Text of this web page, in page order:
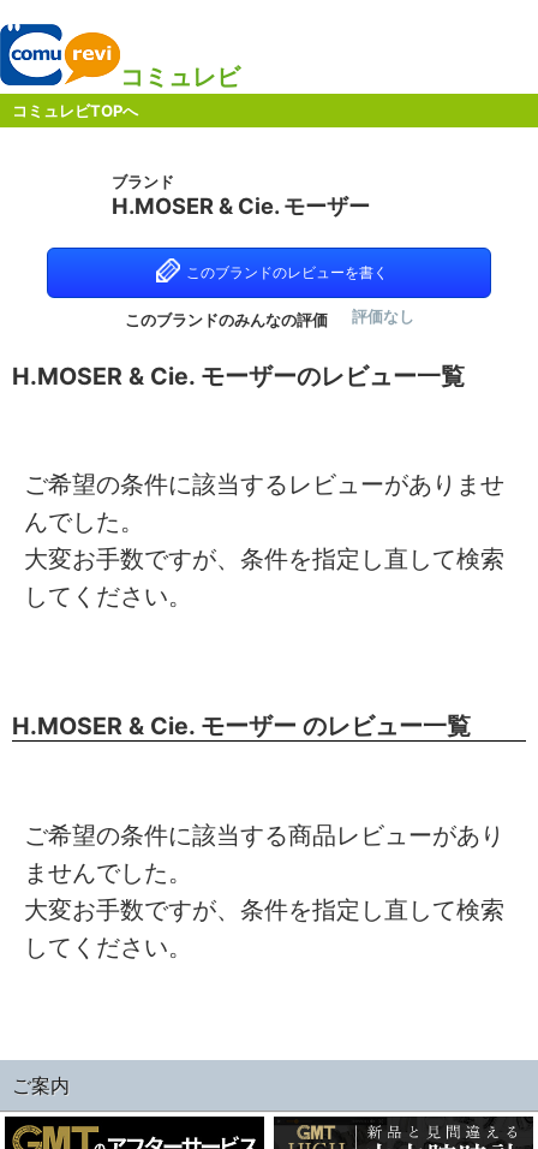
コミュレビ
コミュレビTOPへ
ブランド
H.MOSER & Cie. モーザー
このブランドのレビューを書く
このブランドのみんなの評価 評価なし
H.MOSER & Cie. モーザーのレビュー一覧
ご希望の条件に該当するレビューがありませ
んでした。
大変お手数ですが、条件を指定し直して検索
してください。
H.MOSER & Cie. モーザー のレビュー一覧
ご希望の条件に該当する商品レビューがあり
ませんでした。
大変お手数ですが、条件を指定し直して検索
してください。
ご案内